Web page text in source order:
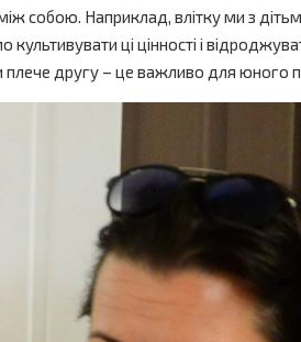
собою. Наприклад, влітку ми з
ці цінності і
другу – це важливо для юного